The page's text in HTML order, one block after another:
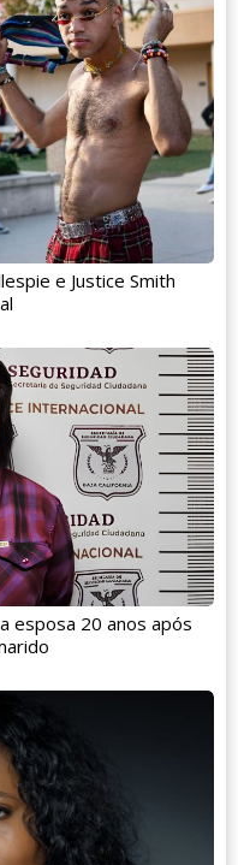
e Justice Smith
esposa 20 anos após